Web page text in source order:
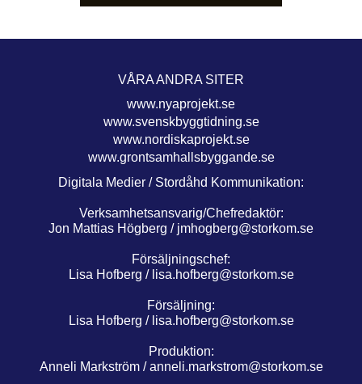
VÅRA ANDRA SITER
www.nyaprojekt.se
www.svenskbyggtidning.se
www.nordiskaprojekt.se
www.grontsamhallsbyggande.se
Digitala Medier / Stordåhd Kommunikation:
Verksamhetsansvarig/Chefredaktör:
Jon Mattias Högberg / jmhogberg@storkom.se
Försäljningschef:
Lisa Hofberg / lisa.hofberg@storkom.se
Försäljning:
Lisa Hofberg / lisa.hofberg@storkom.se
Produktion:
Anneli Markström /anneli.markstrom@storkom.se